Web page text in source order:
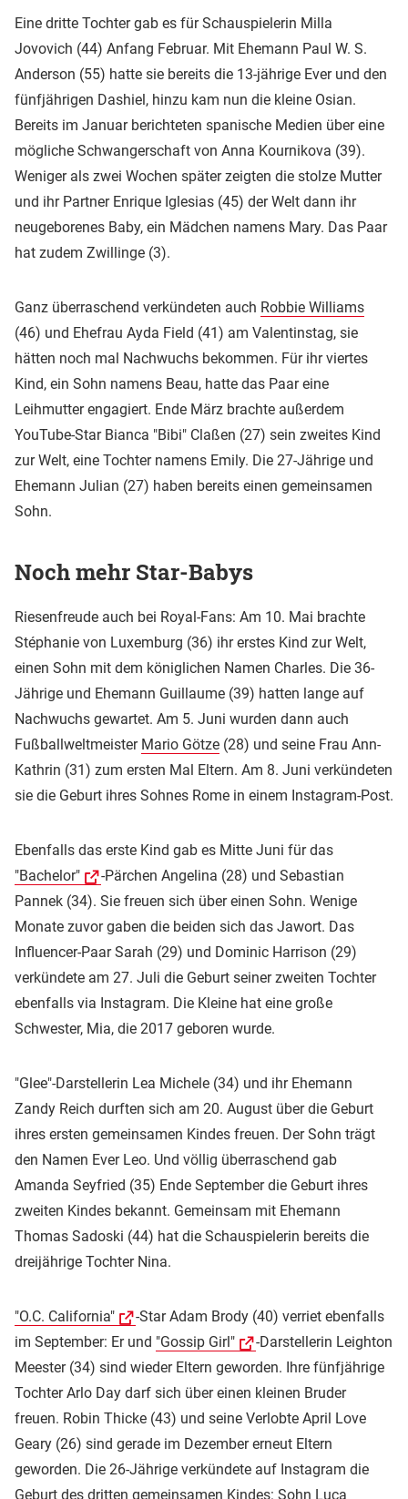
Eine dritte Tochter gab es für Schauspielerin Milla
Jovovich (44) Anfang Februar. Mit Ehemann Paul W. S.
Anderson (55) hatte sie bereits die 13-jährige Ever und den
fünfjährigen Dashiel, hinzu kam nun die kleine Osian.
Bereits im Januar berichteten spanische Medien über eine
mögliche Schwangerschaft von Anna Kournikova (39).
Weniger als zwei Wochen später zeigten die stolze Mutter
und ihr Partner Enrique Iglesias (45) der Welt dann ihr
neugeborenes Baby, ein Mädchen namens Mary. Das Paar
hat zudem Zwillinge (3).
Ganz überraschend verkündeten auch Robbie Williams
(46) und Ehefrau Ayda Field (41) am Valentinstag, sie
hätten noch mal Nachwuchs bekommen. Für ihr viertes
Kind, ein Sohn namens Beau, hatte das Paar eine
Leihmutter engagiert. Ende März brachte außerdem
YouTube-Star Bianca "Bibi" Claßen (27) sein zweites Kind
zur Welt, eine Tochter namens Emily. Die 27-Jährige und
Ehemann Julian (27) haben bereits einen gemeinsamen
Sohn.
Noch mehr Star-Babys
Riesenfreude auch bei Royal-Fans: Am 10. Mai brachte
Stéphanie von Luxemburg (36) ihr erstes Kind zur Welt,
einen Sohn mit dem königlichen Namen Charles. Die 36-
Jährige und Ehemann Guillaume (39) hatten lange auf
Nachwuchs gewartet. Am 5. Juni wurden dann auch
Fußballweltmeister Mario Götze (28) und seine Frau Ann-
Kathrin (31) zum ersten Mal Eltern. Am 8. Juni verkündeten
sie die Geburt ihres Sohnes Rome in einem Instagram-Post.
Ebenfalls das erste Kind gab es Mitte Juni für das
"Bachelor"
-Pärchen Angelina (28) und Sebastian
Pannek (34). Sie freuen sich über einen Sohn. Wenige
Monate zuvor gaben die beiden sich das Jawort. Das
Influencer-Paar Sarah (29) und Dominic Harrison (29)
verkündete am 27. Juli die Geburt seiner zweiten Tochter
ebenfalls via Instagram. Die Kleine hat eine große
Schwester, Mia, die 2017 geboren wurde.
"Glee"-Darstellerin Lea Michele (34) und ihr Ehemann
Zandy Reich durften sich am 20. August über die Geburt
ihres ersten gemeinsamen Kindes freuen. Der Sohn trägt
den Namen Ever Leo. Und völlig überraschend gab
Amanda Seyfried (35) Ende September die Geburt ihres
zweiten Kindes bekannt. Gemeinsam mit Ehemann
Thomas Sadoski (44) hat die Schauspielerin bereits die
dreijährige Tochter Nina.
"O.C. California"
-Star Adam Brody (40) verriet ebenfalls
im September: Er und "Gossip Girl"
-Darstellerin Leighton
Meester (34) sind wieder Eltern geworden. Ihre fünfjährige
Tochter Arlo Day darf sich über einen kleinen Bruder
freuen. Robin Thicke (43) und seine Verlobte April Love
Geary (26) sind gerade im Dezember erneut Eltern
geworden. Die 26-Jährige verkündete auf Instagram die
Geburt des dritten gemeinsamen Kindes: Sohn Luca